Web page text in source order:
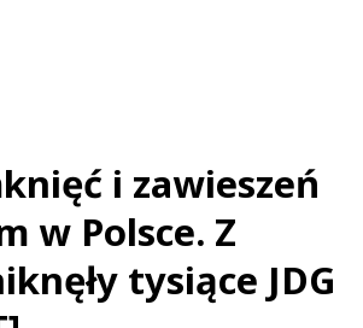
i zawieszeń
w Polsce. Z
tysiące JDG